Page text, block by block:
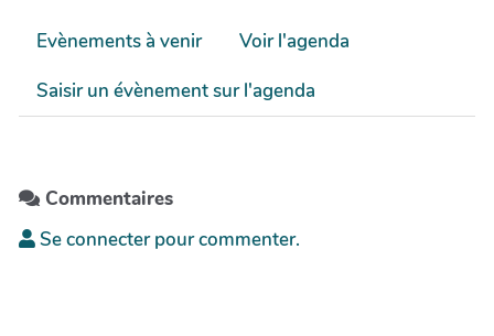
Evènements à venir
Voir l'agenda
Saisir un évènement sur l'agenda
Commentaires
Se connecter pour commenter.